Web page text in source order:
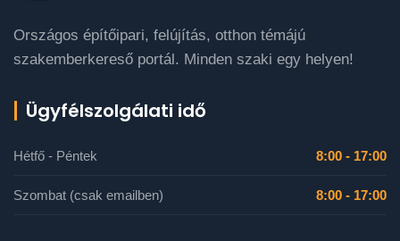
Országos építőipari, felújítás, otthon témájú
szakemberkereső portál. Minden szaki egy helyen!
Ügyfélszolgálati idő
Hétfő - Péntek 8:00 - 17:00
Szombat (csak emailben) 8:00 - 17:00